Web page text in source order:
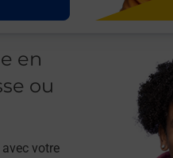
en
ou
votre